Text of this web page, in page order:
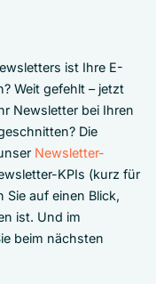
ist Ihre E-
Weit gefehlt – jetzt
Newsletter bei Ihren
Die
Newsletter-
KPIs (kurz für
Sie auf einen Blick,
ist. Und im
beim nächsten